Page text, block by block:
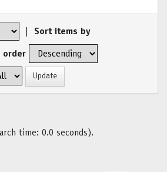
Sort items by
order
time: 0.0 seconds).